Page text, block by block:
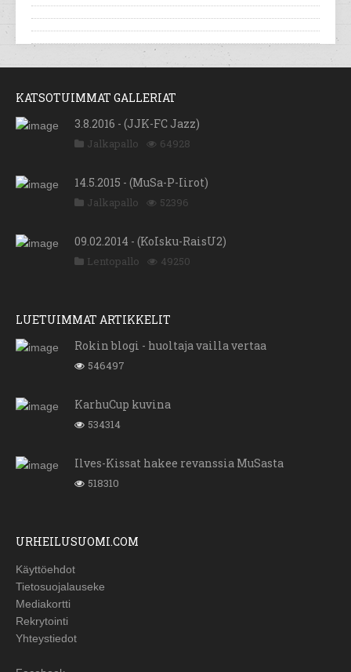
KATSOTUIMMAT GALLERIAT
3.8.2016 - (JJK-FC Jazz)
Jalkapallo 64928
14.5.2015 - (MuSa-P-Iirot)
Jalkapallo 52396
09.02.2014 - (KoIsku-RaisU2)
Lentopallo 49250
LUETUIMMAT ARTIKKELIT
Rokin blogi - huoltaja vailla vertaa
546497
KarhuCup kuvina
534314
Ilves-Kissat hakee revanssia MuSasta
518310
URHEILUSUOMI.COM
Käyttöehdot
Tietosuojalauseke
Mediakortti
Rekrytointi
Yhteystiedot